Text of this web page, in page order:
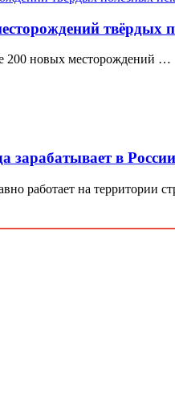
твёрдых
200 новых месторождений …
зарабатывает в России
работает на территории